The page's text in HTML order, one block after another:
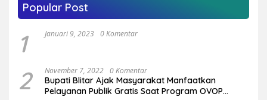
Popular Post
1 Januari 9, 2023 0 Komentar
2 November 7, 2022 0 Komentar
Bupati Blitar Ajak Masyarakat Manfaatkan
Pelayanan Publik Gratis Saat Program OVOP